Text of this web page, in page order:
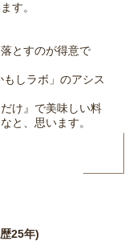
す。
とすのが得意で
しラボ」のアシス
け』で美味しい料
と、思います。
25年)